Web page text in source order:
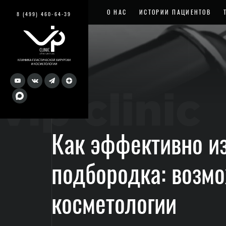
8 (499) 460-64-39
vip clinic
О НАС ИСТОРИИ ПАЦИЕНТОВ
Как эффективно
подбородка:
косметологии